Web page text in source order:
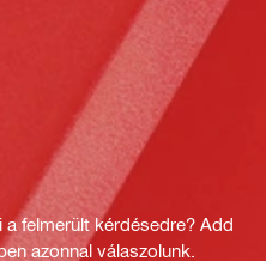
a felmerült kérdésedre? Add
azonnal válaszolunk.